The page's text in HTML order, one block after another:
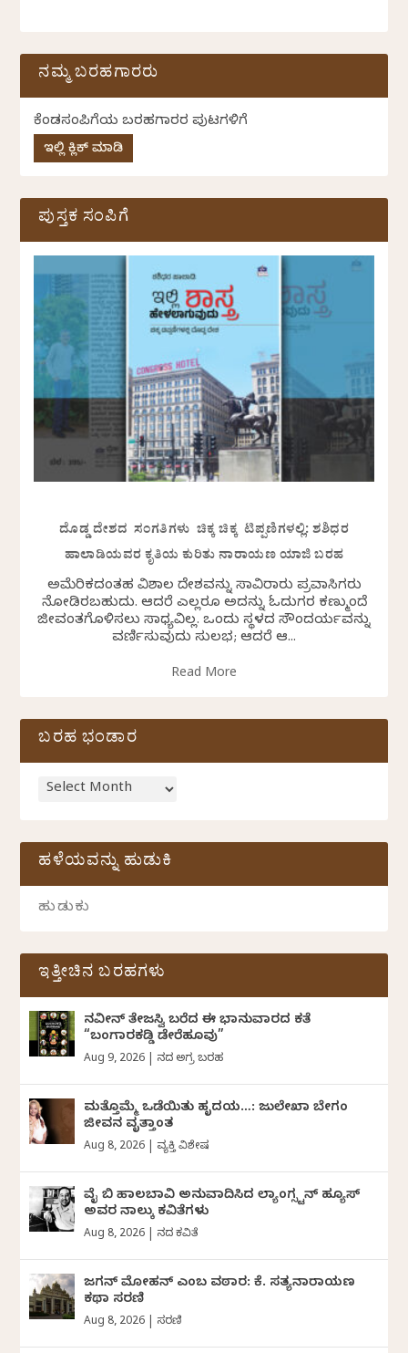
ನಮ್ಮ ಬರಹಗಾರರು
ಕೆಂಡಸಂಪಿಗೆಯ ಬರಹಗಾರರ ಪುಟಗಳಿಗೆ
ಇಲ್ಲಿ ಕ್ಲಿಕ್ ಮಾಡಿ
ಪುಸ್ತಕ ಸಂಪಿಗೆ
ದೊಡ್ಡ ದೇಶದ ಸಂಗತಿಗಳು ಚಿಕ್ಕ ಚಿಕ್ಕ ಟಿಪ್ಪಣಿಗಳಲ್ಲಿ: ಶಶಿಧರ
ಹಾಲಾಡಿಯವರ ಕೃತಿಯ ಕುರಿತು ನಾರಾಯಣ ಯಾಜಿ ಬರಹ
ಅಮೆರಿಕದಂತಹ ವಿಶಾಲ ದೇಶವನ್ನು ಸಾವಿರಾರು ಪ್ರವಾಸಿಗರು
ನೋಡಿರಬಹುದು. ಆದರೆ ಎಲ್ಲರೂ ಅದನ್ನು ಓದುಗರ ಕಣ್ಮುಂದೆ
ಜೀವಂತಗೊಳಿಸಲು ಸಾಧ್ಯವಿಲ್ಲ. ಒಂದು ಸ್ಥಳದ ಸೌಂದರ್ಯವನ್ನು
ವರ್ಣಿಸುವುದು ಸುಲಭ; ಆದರೆ ಆ...
Read More
ಬರಹ ಭಂಡಾರ
ಹಳೆಯವನ್ನು ಹುಡುಕಿ
ಇತ್ತೀಚಿನ ಬರಹಗಳು
ನವೀನ್‌ ತೇಜಸ್ವಿ ಬರೆದ ಈ ಭಾನುವಾರದ ಕತೆ
“ಬಂಗಾರಕಡ್ಡಿ ಡೇರೆಹೂವು”
Aug 9, 2026 ದಿನದ ಅಗ್ರ ಬರಹ
ಮತ್ತೊಮ್ಮೆ ಒಡೆಯಿತು ಹೃದಯ…: ಜುಲೇಖಾ ಬೇಗಂ
ಜೀವನ ವೃತ್ತಾಂತ
Aug 8, 2026 ವ್ಯಕ್ತಿ ವಿಶೇಷ
ವೈ ಬಿ ಹಾಲಬಾವಿ ಅನುವಾದಿಸಿದ ಲ್ಯಾಂಗ್ಸ್ಟನ್ ಹ್ಯೂಸ್
ಅವರ ನಾಲ್ಕು ಕವಿತೆಗಳು
Aug 8, 2026 ದಿನದ ಕವಿತೆ
ಜಗನ್‌ ಮೋಹನ್‌ ಎಂಬ ವಠಾರ: ಕೆ. ಸತ್ಯನಾರಾಯಣ
ಕಥಾ ಸರಣಿ
Aug 8, 2026 ಸರಣಿ